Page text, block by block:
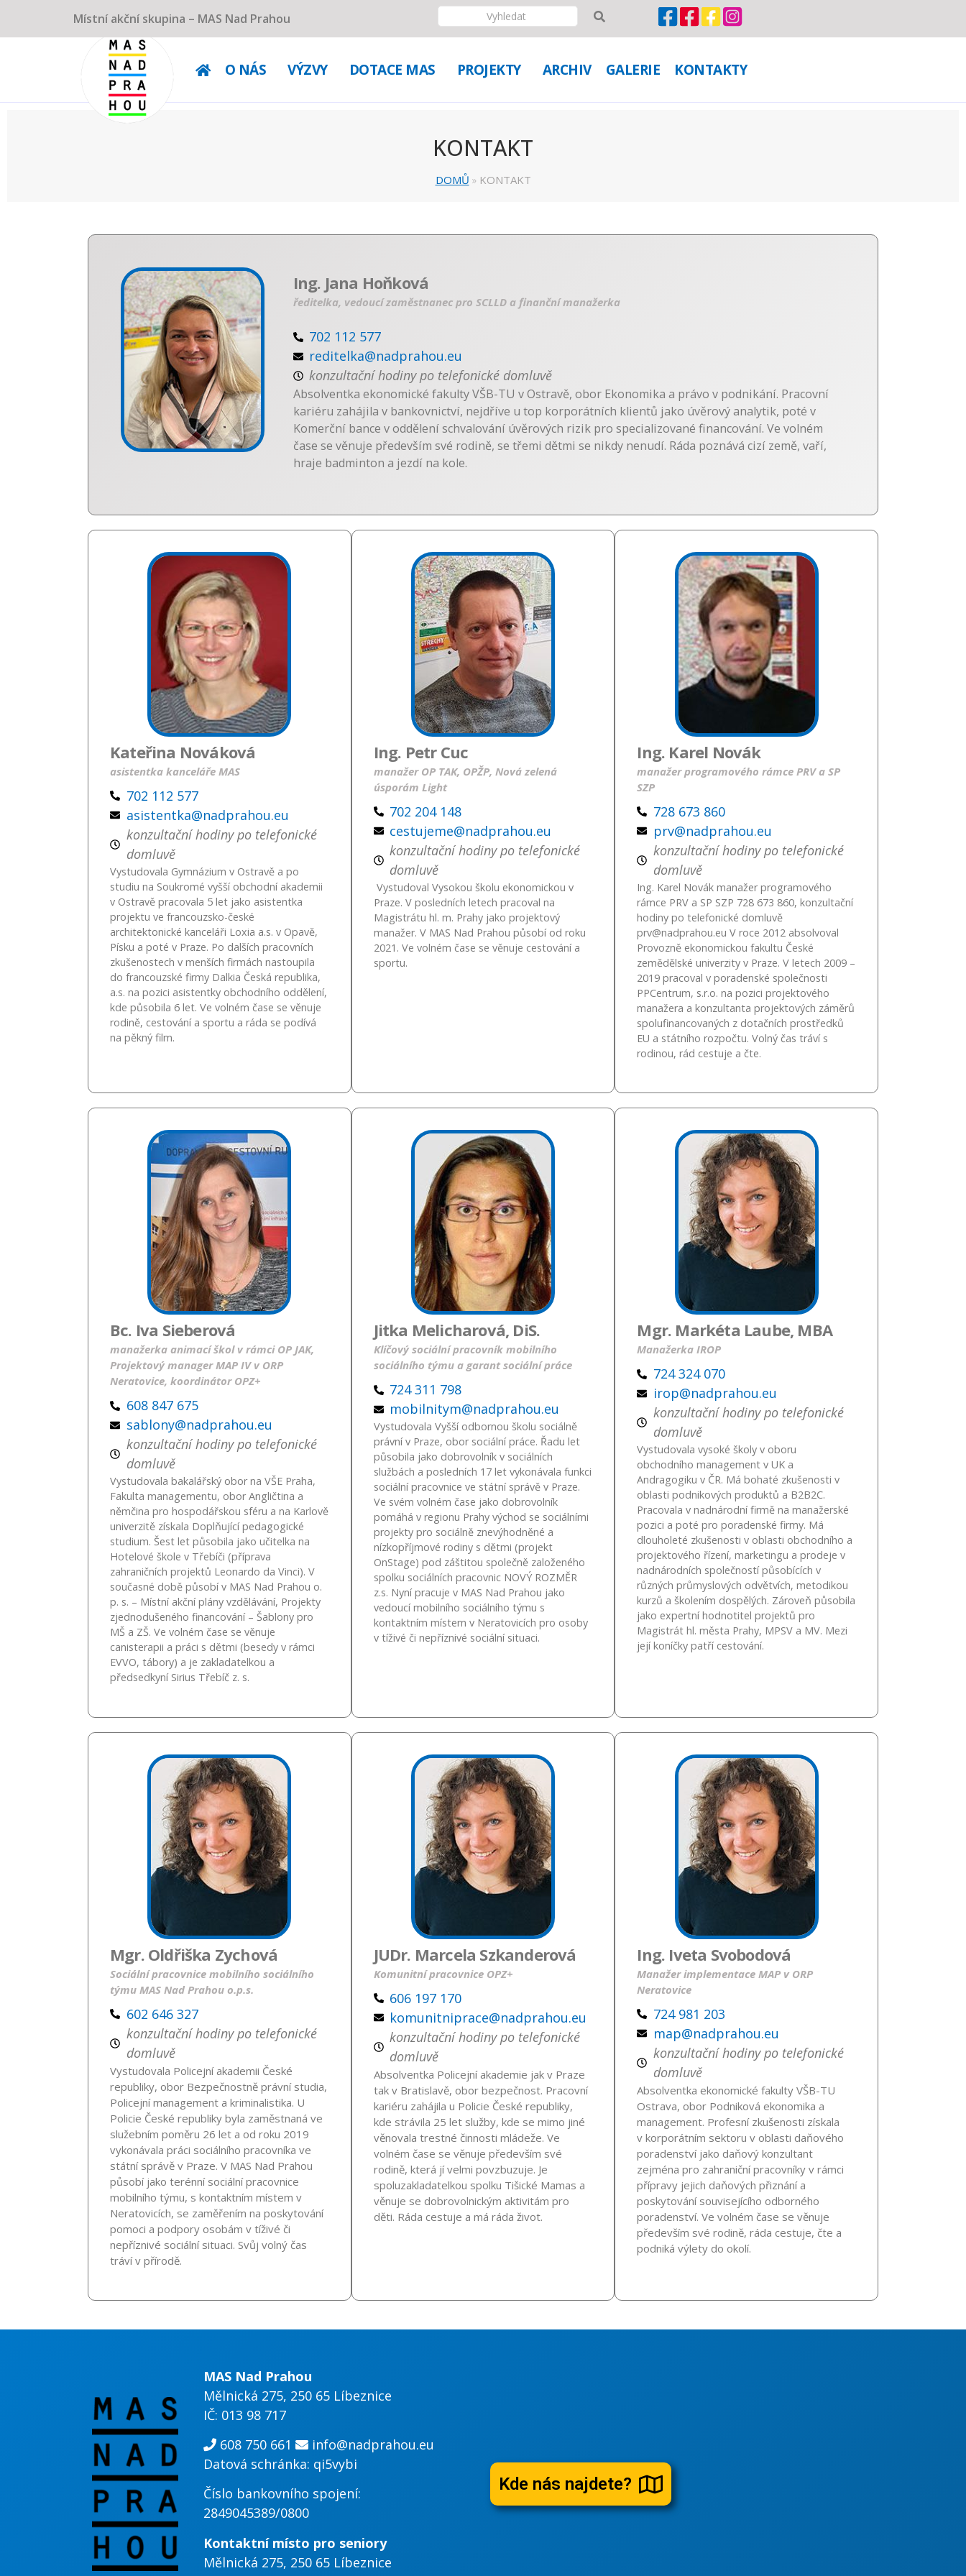
Místní akční skupina – MAS Nad Prahou
O NÁS VÝZVY DOTACE MAS PROJEKTY ARCHIV GALERIE KONTAKTY
KONTAKT
DOMŮ » KONTAKT
Ing. Jana Hoňková
ředitelka, vedoucí zaměstnanec pro SCLLD a finanční manažerka
702 112 577
reditelka@nadprahou.eu
konzultační hodiny po telefonické domluvě
Absolventka ekonomické fakulty VŠB-TU v Ostravě, obor Ekonomika a právo v podnikání. Pracovní
kariéru zahájila v bankovnictví, nejdříve u top korporátních klientů jako úvěrový analytik, poté v
Komerční bance v oddělení schvalování úvěrových rizik pro specializované financování. Ve volném
čase se věnuje především své rodině, se třemi dětmi se nikdy nenudí. Ráda poznává cizí země, vaří,
hraje badminton a jezdí na kole.
Kateřina Nováková
asistentka kanceláře MAS
702 112 577
asistentka@nadprahou.eu
konzultační hodiny po telefonické
domluvě
Vystudovala Gymnázium v Ostravě a po
studiu na Soukromé vyšší obchodní akademii
v Ostravě pracovala 5 let jako asistentka
projektu ve francouzsko-české
architektonické kanceláři Loxia a.s. v Opavě,
Písku a poté v Praze. Po dalších pracovních
zkušenostech v menších firmách nastoupila
do francouzské firmy Dalkia Česká republika,
a.s. na pozici asistentky obchodního oddělení,
kde působila 6 let. Ve volném čase se věnuje
rodině, cestování a sportu a ráda se podívá
na pěkný film.
Ing. Petr Cuc
manažer OP TAK, OPŽP, Nová zelená
úsporám Light
702 204 148
cestujeme@nadprahou.eu
konzultační hodiny po telefonické
domluvě
Vystudoval Vysokou školu ekonomickou v
Praze. V posledních letech pracoval na
Magistrátu hl. m. Prahy jako projektový
manažer. V MAS Nad Prahou působí od roku
2021. Ve volném čase se věnuje cestování a
sportu.
Ing. Karel Novák
manažer programového rámce PRV a SP
SZP
728 673 860
prv@nadprahou.eu
konzultační hodiny po telefonické
domluvě
Ing. Karel Novák manažer programového
rámce PRV a SP SZP 728 673 860, konzultační
hodiny po telefonické domluvě
prv@nadprahou.eu V roce 2012 absolvoval
Provozně ekonomickou fakultu České
zemědělské univerzity v Praze. V letech 2009 –
2019 pracoval v poradenské společnosti
PPCentrum, s.r.o. na pozici projektového
manažera a konzultanta projektových záměrů
spolufinancovaných z dotačních prostředků
EU a státního rozpočtu. Volný čas tráví s
rodinou, rád cestuje a čte.
Bc. Iva Sieberová
manažerka animací škol v rámci OP JAK,
Projektový manager MAP IV v ORP
Neratovice, koordinátor OPZ+
608 847 675
sablony@nadprahou.eu
konzultační hodiny po telefonické
domluvě
Vystudovala bakalářský obor na VŠE Praha,
Fakulta managementu, obor Angličtina a
němčina pro hospodářskou sféru a na Karlově
univerzitě získala Doplňující pedagogické
studium. Šest let působila jako učitelka na
Hotelové škole v Třebíči (příprava
zahraničních projektů Leonardo da Vinci). V
současné době působí v MAS Nad Prahou o.
p. s. – Místní akční plány vzdělávání, Projekty
zjednodušeného financování – Šablony pro
MŠ a ZŠ. Ve volném čase se věnuje
canisterapii a práci s dětmi (besedy v rámci
EVVO, tábory) a je zakladatelkou a
předsedkyní Sirius Třebíč z. s.
Jitka Melicharová, DiS.
Klíčový sociální pracovník mobilního
sociálního týmu a garant sociální práce
724 311 798
mobilnitym@nadprahou.eu
Vystudovala Vyšší odbornou školu sociálně
právní v Praze, obor sociální práce. Řadu let
působila jako dobrovolník v sociálních
službách a posledních 17 let vykonávala funkci
sociální pracovnice ve státní správě v Praze.
Ve svém volném čase jako dobrovolník
pomáhá v regionu Prahy východ se sociálními
projekty pro sociálně znevýhodněné a
nízkopříjmové rodiny s dětmi (projekt
OnStage) pod záštitou společně založeného
spolku sociálních pracovnic NOVÝ ROZMĚR
z.s. Nyní pracuje v MAS Nad Prahou jako
vedoucí mobilního sociálního týmu s
kontaktním místem v Neratovicích pro osoby
v tíživé či nepříznivé sociální situaci.
Mgr. Markéta Laube, MBA
Manažerka IROP
724 324 070
irop@nadprahou.eu
konzultační hodiny po telefonické
domluvě
Vystudovala vysoké školy v oboru
obchodního management v UK a
Andragogiku v ČR. Má bohaté zkušenosti v
oblasti podnikových produktů a B2B2C.
Pracovala v nadnárodní firmě na manažerské
pozici a poté pro poradenské firmy. Má
dlouholeté zkušenosti v oblasti obchodního a
projektového řízení, marketingu a prodeje v
nadnárodních společností působících v
různých průmyslových odvětvích, metodikou
kurzů a školením dospělých. Zároveň působila
jako expertní hodnotitel projektů pro
Magistrát hl. města Prahy, MPSV a MV. Mezi
její koníčky patří cestování.
Mgr. Oldřiška Zychová
Sociální pracovnice mobilního sociálního
týmu MAS Nad Prahou o.p.s.
602 646 327
konzultační hodiny po telefonické
domluvě
Vystudovala Policejní akademii České
republiky, obor Bezpečnostně právní studia,
Policejní management a kriminalistika. U
Policie České republiky byla zaměstnaná ve
služebním poměru 26 let a od roku 2019
vykonávala práci sociálního pracovníka ve
státní správě v Praze. V MAS Nad Prahou
působí jako terénní sociální pracovnice
mobilního týmu, s kontaktním místem v
Neratovicích, se zaměřením na poskytování
pomoci a podpory osobám v tíživé či
nepříznivé sociální situaci. Svůj volný čas
tráví v přírodě.
JUDr. Marcela Szkanderová
Komunitní pracovnice OPZ+
606 197 170
komunitniprace@nadprahou.eu
konzultační hodiny po telefonické
domluvě
Absolventka Policejní akademie jak v Praze
tak v Bratislavě, obor bezpečnost. Pracovní
kariéru zahájila u Policie České republiky,
kde strávila 25 let služby, kde se mimo jiné
věnovala trestné činnosti mládeže. Ve
volném čase se věnuje především své
rodině, která jí velmi povzbuzuje. Je
spoluzakladatelkou spolku Tišické Mamas a
věnuje se dobrovolnickým aktivitám pro
děti. Ráda cestuje a má ráda život.
Ing. Iveta Svobodová
Manažer implementace MAP v ORP
Neratovice
724 981 203
map@nadprahou.eu
konzultační hodiny po telefonické
domluvě
Absolventka ekonomické fakulty VŠB-TU
Ostrava, obor Podniková ekonomika a
management. Profesní zkušenosti získala
v korporátním sektoru v oblasti daňového
poradenství jako daňový konzultant
zejména pro zahraniční pracovníky v rámci
přípravy jejich daňových přiznání a
poskytování souvisejícího odborného
poradenství. Ve volném čase se věnuje
především své rodině, ráda cestuje, čte a
podniká výlety do okolí.
MAS Nad Prahou
Mělnická 275, 250 65 Líbeznice
IČ: 013 98 717
608 750 661
info@nadprahou.eu
Datová schránka: qi5vybi
Číslo bankovního spojení:
2849045389/0800
Kontaktní místo pro seniory
Mělnická 275, 250 65 Líbeznice
Kde nás najdete?